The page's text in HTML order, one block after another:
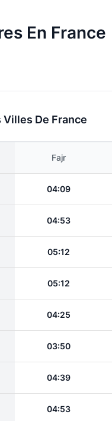
En France
Villes De France
Fajr
04:09
04:53
05:12
05:12
04:25
03:50
04:39
04:53